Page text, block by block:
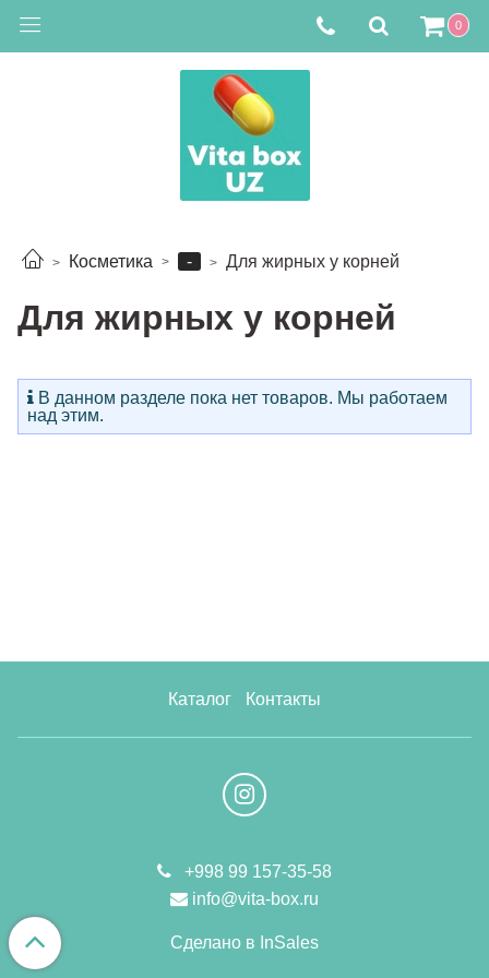
0
Косметика - Для жирных у корней
Для жирных у корней
В данном разделе пока нет товаров. Мы работаем
над этим.
Каталог Контакты
+998 99 157-35-58
info@vita-box.ru
Сделано в InSales